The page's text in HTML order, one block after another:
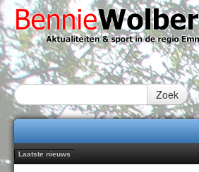
Zoek
Home
Laatste nieuws